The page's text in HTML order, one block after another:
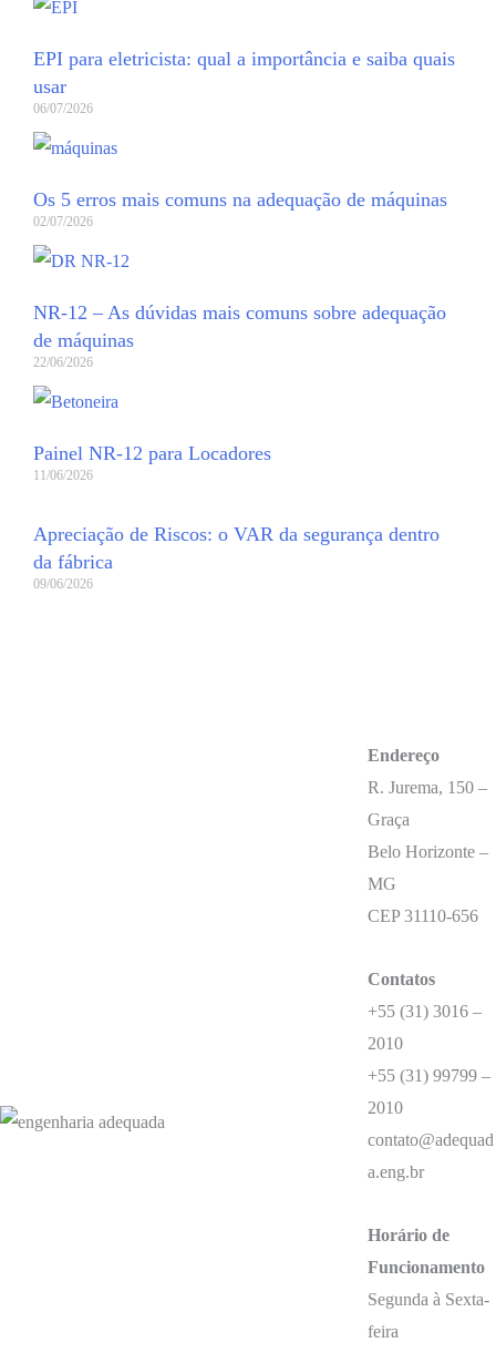
EPI para eletricista: qual a importância e saiba quais
usar
06/07/2026
Os 5 erros mais comuns na adequação de máquinas
02/07/2026
NR-12 – As dúvidas mais comuns sobre adequação
de máquinas
22/06/2026
Painel NR-12 para Locadores
11/06/2026
Apreciação de Riscos: o VAR da segurança dentro
da fábrica
09/06/2026
Endereço
R. Jurema, 150 –
Graça
Belo Horizonte –
MG
CEP 31110-656
Contatos
+55 (31) 3016 –
2010
+55 (31) 99799 –
2010
contato@adequad
a.eng.br
Horário de
Funcionamento
Segunda à Sexta-
feira